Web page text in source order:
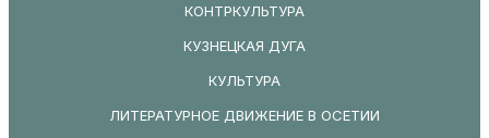
КОНТРКУЛЬТУРА
КУЗНЕЦКАЯ ДУГА
КУЛЬТУРА
ЛИТЕРАТУРНОЕ ДВИЖЕНИЕ В ОСЕТИИ